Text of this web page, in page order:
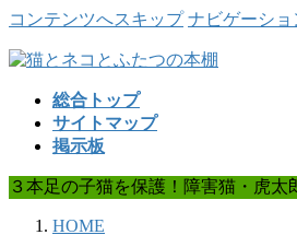
コンテンツへスキップ ナビゲーショ
総合トップ
サイトマップ
掲示板
３本足の子猫を保護！障害猫・虎太
HOME